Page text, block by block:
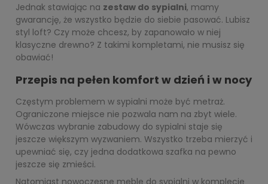
Jednak stawiając na zestaw do sypialni, mamy
gwarancję, że wszystko będzie do siebie pasować. Lubisz
styl loft? Czy może chcesz, by zapanowało w niej
klasyczne drewno? Z takimi kompletami, nie musisz się
obawiać!
Przepis na pełen komfort w dzień i w nocy
Częstym problemem w sypialni może być metraż.
Ograniczone miejsce nie pozwala nam na zbyt wiele.
Wówczas wybranie zabudowy do sypialni staje się
jeszcze większym wyzwaniem. Wszystko trzeba mierzyć i
upewniać się, czy jedna dodatkowa szafka na pewno
jeszcze się zmieści.
Natomiast nowoczesne meble do sypialni w komplecie